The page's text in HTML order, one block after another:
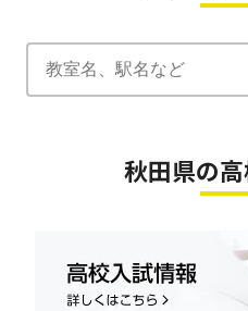
秋田県の